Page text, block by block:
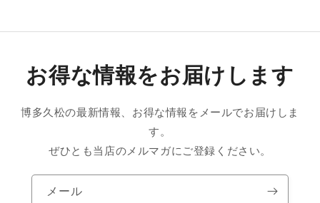
お得な情報をお届けします
博多久松の最新情報、お得な情報をメールでお届けしま
す。
ぜひとも当店のメルマガにご登録ください。
メール